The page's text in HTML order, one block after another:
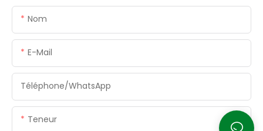
Nom
E-Mail
Téléphone/WhatsApp
Teneur